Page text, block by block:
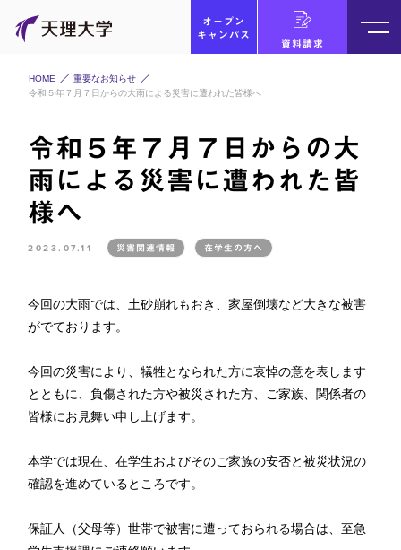
オープン
キャンパス
資料請求
HOME
重要なお知らせ
令和５年７月７日からの大雨による災害に遭われた皆様へ
令和５年７月７日からの大
雨による災害に遭われた皆
様へ
2023.07.11 災害関連情報 在学生の方へ
今回の大雨では、土砂崩れもおき、家屋倒壊など大きな被害
がでております。
今回の災害により、犠牲となられた方に哀悼の意を表します
とともに、負傷された方や被災された方、ご家族、関係者の
皆様にお見舞い申し上げます。
本学では現在、在学生およびそのご家族の安否と被災状況の
確認を進めているところです。
保証人（父母等）世帯で被害に遭っておられる場合は、至急